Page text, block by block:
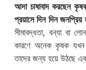
আদা চাষাবাদ করছেন
প্রয়াসে দিন দিন
সীমাবদ্ধতা, বন্যা বা
কারণে অনেক কৃষক যখন
তাদের জন্য হয়ে উঠছে এক